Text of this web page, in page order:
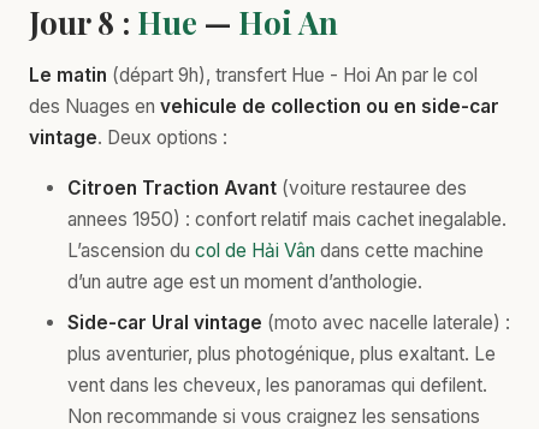
Jour 8 : Hue — Hoi An
Le matin (départ 9h), transfert Hue - Hoi An par le col
des Nuages en vehicule de collection ou en side-car
vintage. Deux options :
Citroen Traction Avant (voiture restauree des
annees 1950) : confort relatif mais cachet inegalable.
L’ascension du col de Hải Vân dans cette machine
d’un autre age est un moment d’anthologie.
Side-car Ural vintage (moto avec nacelle laterale) :
plus aventurier, plus photogénique, plus exaltant. Le
vent dans les cheveux, les panoramas qui defilent.
Non recommande si vous craignez les sensations